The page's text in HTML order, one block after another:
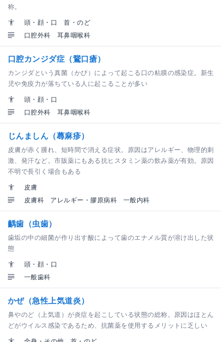
称。
頭・顔・口
首・のど
口腔外科
耳鼻咽喉科
口腔カンジダ症（鵞口瘡）
カンジダという真菌（かび）によって起こる口の粘膜の感染症。新生
児や免疫力が落ちている人に起こることが多い
頭・顔・口
口腔外科
耳鼻咽喉科
じんましん（蕁麻疹）
皮膚が赤く腫れ、短時間で消える症状。原因はアレルギー、物理的刺
激、発汗など。市販薬にもある抗ヒスタミン薬の飲み薬が有効。原因
不明で長引く場合もある
皮膚
皮膚科
アレルギー・膠原病科 一般内科
齲歯（虫歯）
歯垢の中の細菌が作り出す酸によって歯のエナメル質が溶け出した状
態
頭・顔・口
一般歯科
かぜ（急性上気道炎）
鼻やのど（上気道）が炎症を起こしている状態の総称。原因はほとん
どがウイルス感染であるため、抗菌薬を使用するメリットに乏しい